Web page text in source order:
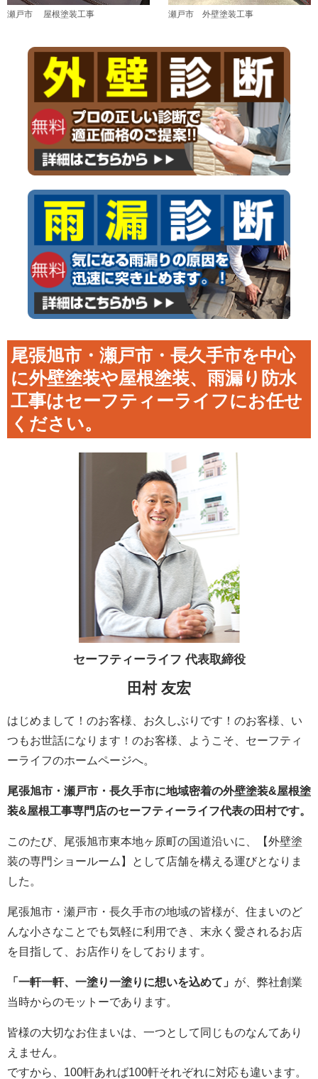
瀬戸市 屋根塗装工事 瀬戸市 外壁塗装工事
尾張旭市・瀬戸市・長久手市を中心
に外壁塗装や屋根塗装、雨漏り防水
工事はセーフティーライフにお任せ
ください。
セーフティーライフ 代表取締役
田村 友宏
はじめまして！のお客様、お久しぶりです！のお客様、い
つもお世話になります！のお客様、ようこそ、セーフティ
ーライフのホームページへ。
尾張旭市・瀬戸市・長久手市に地域密着の外壁塗装&屋根塗
装&屋根工事専門店のセーフティーライフ代表の田村です。
このたび、尾張旭市東本地ヶ原町の国道沿いに、【外壁塗
装の専門ショールーム】として店舗を構える運びとなりま
した。
尾張旭市・瀬戸市・長久手市の地域の皆様が、住まいのど
んな小さなことでも気軽に利用でき、末永く愛されるお店
を目指して、お店作りをしております。
「一軒一軒、一塗り一塗りに想いを込めて」 が、弊社創業
当時からのモットーであります。
皆様の大切なお住まいは、一つとして同じものなんてあり
えません。
ですから、100軒あれば100軒それぞれに対応も違います。